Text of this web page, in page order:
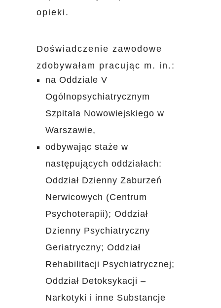
opieki.
Doświadczenie zawodowe
zdobywałam pracując m. in.:
na Oddziale V
Ogólnopsychiatrycznym
Szpitala Nowowiejskiego w
Warszawie,
odbywając staże w
następujących oddziałach:
Oddział Dzienny Zaburzeń
Nerwicowych (Centrum
Psychoterapii); Oddział
Dzienny Psychiatryczny
Geriatryczny; Oddział
Rehabilitacji Psychiatrycznej;
Oddział Detoksykacji –
Narkotyki i inne Substancje